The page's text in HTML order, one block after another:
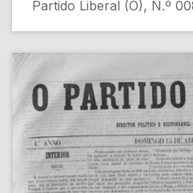
Partido Liberal (O), N.º